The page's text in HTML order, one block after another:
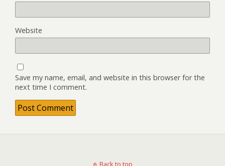
Website
Save my name, email, and website in this browser for the
next time I comment.
Back to top